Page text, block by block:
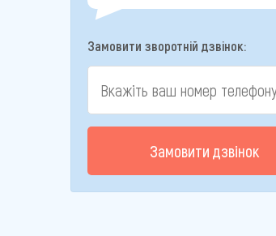
Замовити зворотній дзвінок:
Замовити дзвінок